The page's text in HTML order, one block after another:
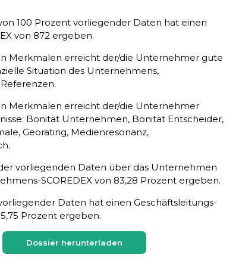
100 Prozent vorliegender Daten hat einen
von 872 ergeben.
Merkmalen erreicht der/die Unternehmer gute
Situation des Unternehmens,
Merkmalen erreicht der/die Unternehmer
Bonität Unternehmen, Bonität Entscheider,
Georating, Medienresonanz,
vorliegenden Daten über das Unternehmen
SCOREDEX von 83,28 Prozent ergeben.
Daten hat einen Geschäftsleitungs-
Prozent ergeben.
Dossier herunterladen